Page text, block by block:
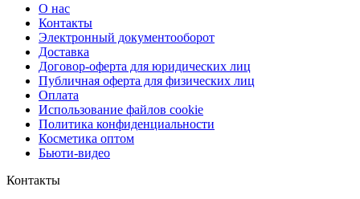
О нас
Контакты
Электронный документооборот
Доставка
Договор-оферта для юридических лиц
Публичная оферта для физических лиц
Оплата
Использование файлов cookie
Политика конфиденциальности
Косметика оптом
Бьюти-видео
Контакты